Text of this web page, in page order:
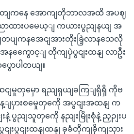
တျကနေ အောကျတိုဘာလအထိ အပဈ
ာထားပမေယ့ျ ကယားပွညျနယျ အ
ဈတပျကနအေငျအားတိုးခြဲ့လာနသေလို
ကွေောင့ျ တိုကျပှဲပွငျးထနျ လာဦး
ောပါတယျ။
ျမှုတှမှော ရညျရှယျခကြျရှိရှိ ကိုဗ
န့ျပှားစမှေုတှကေို အပွငျးအထနျ က
နဲ့ ပွညျသူတှကေို နညျးမြိုးစုံနဲ့ ညှဉျးပ
ျးပွငျးထနျထနျ ခုခံတိုကျခိုကျသှား